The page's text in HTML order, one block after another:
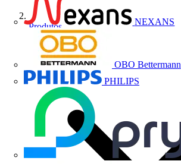
NEXANS
OBO Bettermann
PHILIPS
Produtos